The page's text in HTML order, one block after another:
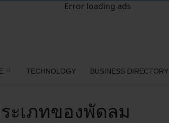
Error loading ads
TECHNOLOGY BUSINESS DIRECTORY
ะเภทของพัดลม